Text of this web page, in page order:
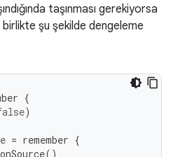
taşınması gerekiyorsa
birlikte şu şekilde dengeleme
{
)
= remember {
()